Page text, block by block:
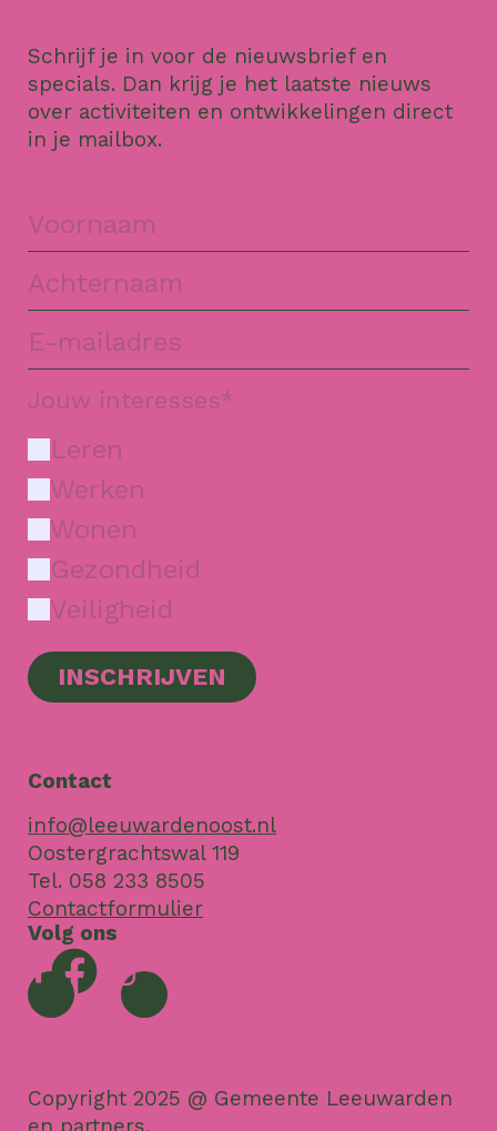
Schrijf je in voor de nieuwsbrief en
specials. Dan krijg je het laatste nieuws
over activiteiten en ontwikkelingen direct
in je mailbox.
Jouw interesses*
Leren
Werken
Wonen
Gezondheid
Veiligheid
INSCHRIJVEN
Contact
info@leeuwardenoost.nl
Oostergrachtswal 119
Tel. 058 233 8505
Contactformulier
Volg ons
Copyright 2025 @ Gemeente Leeuwarden